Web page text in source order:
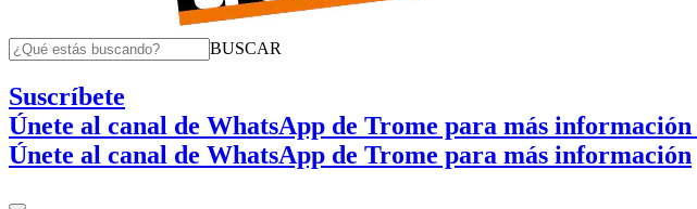
BUSCAR
Suscríbete
Únete al canal de WhatsApp de Trome para más información
Únete al canal de WhatsApp de Trome para más información